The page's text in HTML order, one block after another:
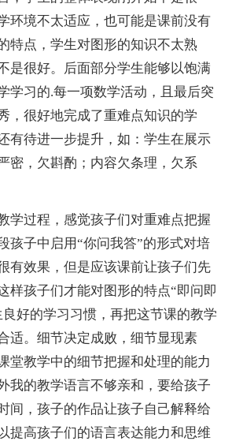
环境不太适应，也可能是课前没有
特点，学生对图形的知识不太熟
是很好。后面部分学生能够以饱满
学习的.每一项数学活动，且最后突
，很好地完成了重难点知识的学
有待进一步提升，如：学生在展示
密，欠斟酌；内容欠条理，欠系
学过程，感觉孩子们对重难点把握
孩子中启用“你问我答”的形式对培
有效果，但是应该课前让孩子们先
样孩子们才能对图形的特点“即问即
好的学习习惯，再把这节课的教学
适。细节决定成败，细节显现素
堂教学中的细节把握和处理的能力
我的教学语言不够亲和，要给孩子
间，孩子的作品让孩子自己解释给
提高孩子们的语言表达能力和思维